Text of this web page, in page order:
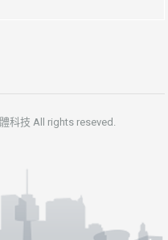
科技 All rights reseved.